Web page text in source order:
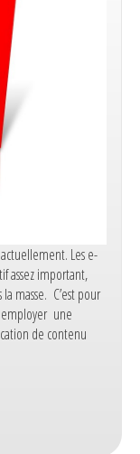
Les e-
assez important,
masse. C’est pour
employer une
de contenu